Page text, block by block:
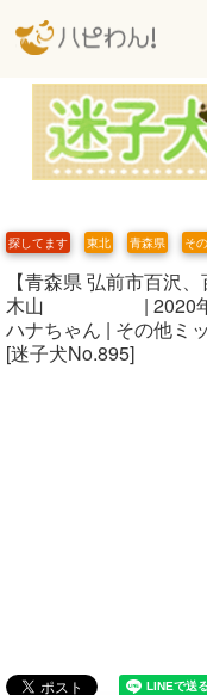
探してます 東北 青森県 そ
【青森県 弘前市百沢
木山 | 2020年10
ハナちゃん | その他ミ
[迷子犬No.895]